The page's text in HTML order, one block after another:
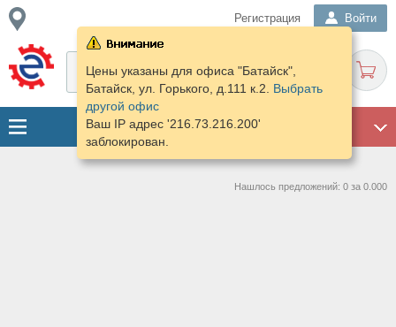
Регистрация Войти
Цены указаны для офиса "Батайск",
Батайск, ул. Горького, д.111 к.2. Выбрать
другой офис
Ваш IP адрес '216.73.216.200'
заблокирован.
Нашлось предложений: 0 за 0.000